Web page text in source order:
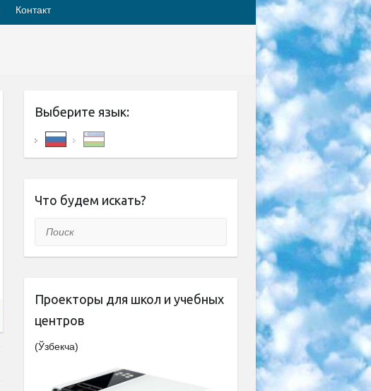
Контакт
Выберите язык:
Что будем искать?
Поиск
Проекторы для школ и учебных
центров
(Ўзбекча)